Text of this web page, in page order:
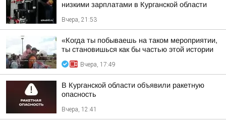
низкими зарплатами в Курганской области
Вчера, 21:53
«Когда ты побываешь на таком мероприятии,
ты становишься как бы частью этой истории
Вчера, 17:49
В Курганской области объявили ракетную
опасность
Вчера, 12:41